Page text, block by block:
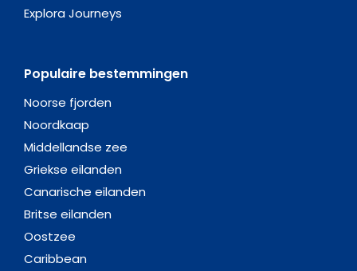
Explora Journeys
Populaire bestemmingen
Noorse fjorden
Noordkaap
Middellandse zee
Griekse eilanden
Canarische eilanden
Britse eilanden
Oostzee
Caribbean